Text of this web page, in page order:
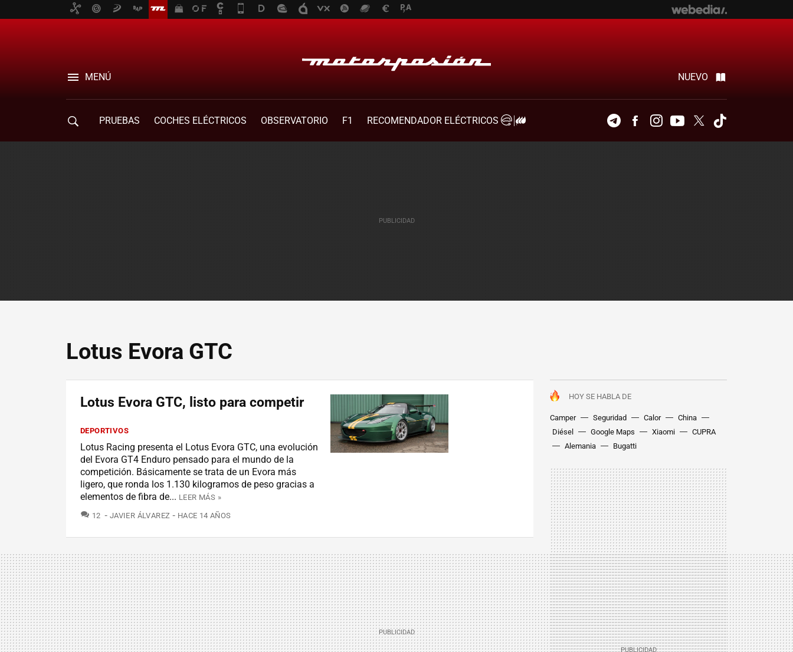
MENÚ NUEVO
PRUEBAS COCHES ELÉCTRICOS OBSERVATORIO F1
RECOMENDADOR ELÉCTRICOS
TelegramFacebookInstagramYoutubeTwitter
Lotus Evora GTC
HOY SE HABLA DE
Camper Seguridad Calor
China
Diésel
Google Maps Xiaomi
CUPRA
Alemania
Bugatti
Lotus Evora GTC, listo para competir
DEPORTIVOS
Lotus Racing presenta el Lotus Evora GTC, una evolución
del Evora GT4 Enduro pensado para el mundo de la
competición. Básicamente se trata de un Evora más
ligero, que ronda los 1.130 kilogramos de peso gracias a
elementos de fibra de... LEER MÁS »
12 COMENTARIOS
JAVIER ÁLVAREZ HACE 14 AÑOS